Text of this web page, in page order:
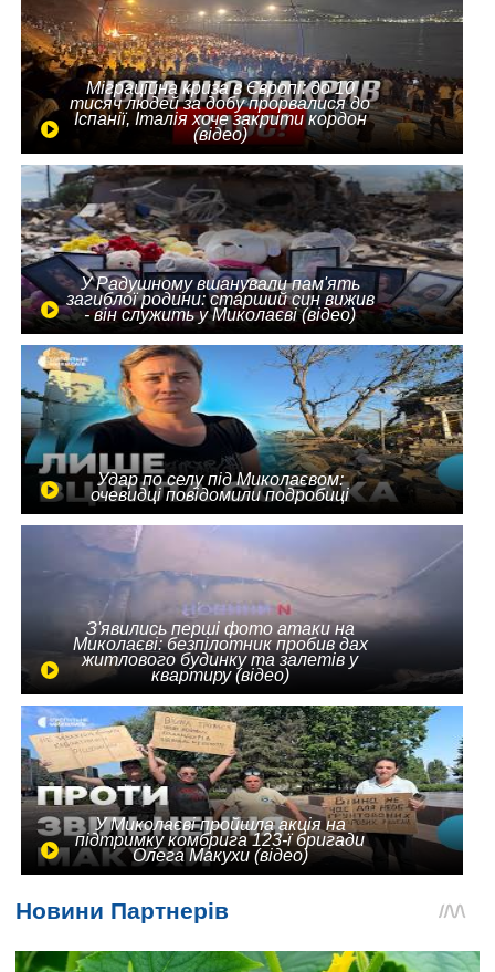
Міграційна криза в Європі: до 10
тисяч людей за добу прорвалися до
Іспанії, Італія хоче закрити кордон
(відео)
У Радушному вшанували пам'ять
загиблої родини: старший син вижив
- він служить у Миколаєві (відео)
Удар по селу під Миколаєвом:
очевидці повідомили подробиці
З'явились перші фото атаки на
Миколаєві: безпілотник пробив дах
житлового будинку та залетів у
квартиру (відео)
У Миколаєві пройшла акція на
підтримку комбрига 123-ї бригади
Олега Макухи (відео)